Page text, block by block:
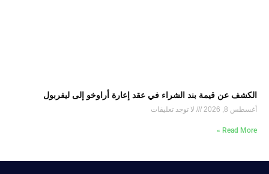
الكشف عن قيمة بند الشراء في عقد إعارة أراوخو إلى ليفربول
أغسطس 8, 2026 لا توجد تعليقات
Read More »